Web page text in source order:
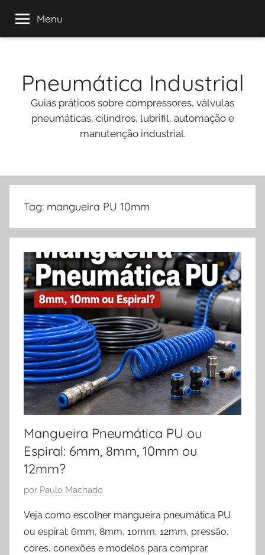
conteúdoPneumática Industrial
Guias práticos sobre compressores, válvulas
pneumáticas, cilindros, lubrifil, automação e
manutenção industrial.
Menu
Tag: mangueira PU 10mm
Mangueira Pneumática PU ou
Espiral: 6mm, 8mm, 10mm ou
12mm?
P
b
l
i
por Paulo Machado
Veja como escolher mangueira pneumática PU
ou espiral: 6mm, 8mm, 10mm, 12mm, pressão,
cores, conexões e modelos para comprar.